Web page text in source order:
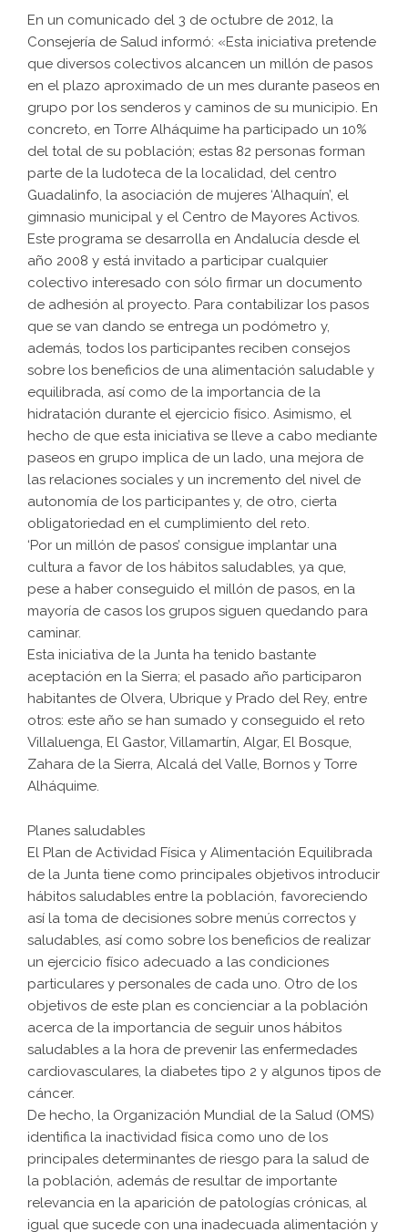
En un comunicado del 3 de octubre de 2012, la
Consejería de Salud informó: «Esta iniciativa pretende
que diversos colectivos alcancen un millón de pasos
en el plazo aproximado de un mes durante paseos en
grupo por los senderos y caminos de su municipio. En
concreto, en Torre Alháquime ha participado un 10%
del total de su población; estas 82 personas forman
parte de la ludoteca de la localidad, del centro
Guadalinfo, la asociación de mujeres ‘Alhaquín’, el
gimnasio municipal y el Centro de Mayores Activos.
Este programa se desarrolla en Andalucía desde el
año 2008 y está invitado a participar cualquier
colectivo interesado con sólo firmar un documento
de adhesión al proyecto. Para contabilizar los pasos
que se van dando se entrega un podómetro y,
además, todos los participantes reciben consejos
sobre los beneficios de una alimentación saludable y
equilibrada, así como de la importancia de la
hidratación durante el ejercicio físico. Asimismo, el
hecho de que esta iniciativa se lleve a cabo mediante
paseos en grupo implica de un lado, una mejora de
las relaciones sociales y un incremento del nivel de
autonomía de los participantes y, de otro, cierta
obligatoriedad en el cumplimiento del reto.
‘Por un millón de pasos’ consigue implantar una
cultura a favor de los hábitos saludables, ya que,
pese a haber conseguido el millón de pasos, en la
mayoría de casos los grupos siguen quedando para
caminar.
Esta iniciativa de la Junta ha tenido bastante
aceptación en la Sierra; el pasado año participaron
habitantes de Olvera, Ubrique y Prado del Rey, entre
otros: este año se han sumado y conseguido el reto
Villaluenga, El Gastor, Villamartín, Algar, El Bosque,
Zahara de la Sierra, Alcalá del Valle, Bornos y Torre
Alháquime.
Planes saludables
El Plan de Actividad Física y Alimentación Equilibrada
de la Junta tiene como principales objetivos introducir
hábitos saludables entre la población, favoreciendo
así la toma de decisiones sobre menús correctos y
saludables, así como sobre los beneficios de realizar
un ejercicio físico adecuado a las condiciones
particulares y personales de cada uno. Otro de los
objetivos de este plan es concienciar a la población
acerca de la importancia de seguir unos hábitos
saludables a la hora de prevenir las enfermedades
cardiovasculares, la diabetes tipo 2 y algunos tipos de
cáncer.
De hecho, la Organización Mundial de la Salud (OMS)
identifica la inactividad física como uno de los
principales determinantes de riesgo para la salud de
la población, además de resultar de importante
relevancia en la aparición de patologías crónicas, al
igual que sucede con una inadecuada alimentación y